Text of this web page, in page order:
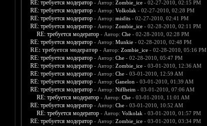
RE: требуется модератор - Автор: Zombie_ice- 02-27-2010, 02:15 PM
RE: требуется модератор - Автор: Volkolak - 02-27-2010, 02:28 PM
RE: требуется модератор - Автор: misfits- 02-27-2010, 02:41 PM
RE: требуется модератор - Автор: Zombie_ice- 02-28-2010, 02:11 PM
RE: требуется модератор - Автор: Che- 02-28-2010, 02:28 PM
RE: требуется модератор - Автор: Munkie- 02-28-2010, 02:48 PM
RE: требуется модератор - Автор: Zombie_ice- 02-28-2010, 05:16 PM
RE: требуется модератор - Автор: Che- 02-28-2010, 05:47 PM
RE: требуется модератор - Автор: Zombie_ice- 03-01-2010, 12:36 AM
RE: требуется модератор - Автор: Che- 03-01-2010, 12:59 AM
RE: требуется модератор - Автор: Ganelon - 03-01-2010, 01:39 AM
RE: требуется модератор - Автор: Niflheim - 03-01-2010, 07:06 AM
RE: требуется модератор - Автор: Che- 03-01-2010, 11:01 AM
RE: требуется модератор - Автор: Che- 03-01-2010, 10:52 AM
RE: требуется модератор - Автор: Volkolak - 03-01-2010, 01:57 PM
RE: требуется модератор - Автор: Zombie_ice- 03-01-2010, 03:34 PM